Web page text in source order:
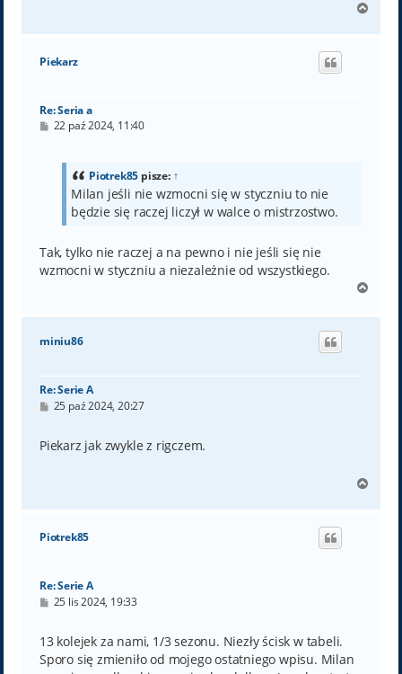
g
Piekarz
Re: Seria a
P22 paź 2024, 11:40
Piotrek85 pisze: ↑
Milan jeśli nie wzmocni się w styczniu to nie
będzie się raczej liczył w walce o mistrzostwo.
Tak, tylko nie raczej a na pewno i nie jeśli się nie
wzmocni w styczniu a niezależnie od wszystkiego.
g
miniu86
Re: Serie A
P
t
25 paź 2024, 20:27
Piekarz jak zwykle z rigczem.
g
Piotrek85
Re: Serie A
P
t
25 lis 2024, 19:33
13 kolejek za nami, 1/3 sezonu. Niezły ścisk w tabeli.
Sporo się zmieniło od mojego ostatniego wpisu. Milan